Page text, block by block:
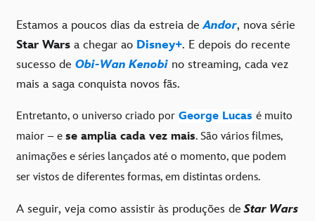
Estamos a poucos dias da estreia deAndor, nova série
Star Wars a chegar ao Disney+. E depois do recente
sucesso de Obi-Wan Kenobi no streaming, cada vez
mais a saga conquista novos fãs.
Entretanto, o universo criado por George Lucas é muito
maior – e se amplia cada vez mais. São vários filmes,
animações e séries lançados até o momento, que podem
ser vistos de diferentes formas, em distintas ordens.
A seguir, veja como assistir às produções de Star Wars